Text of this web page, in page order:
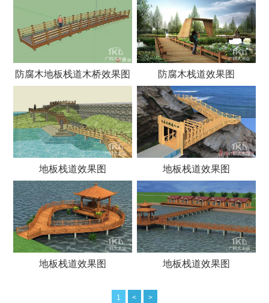
1 2
防腐木地板栈道木桥效果图 防腐木栈道效果图
地板栈道效果图 地板栈道效果图
地板栈道效果图 地板栈道效果图
1 < >